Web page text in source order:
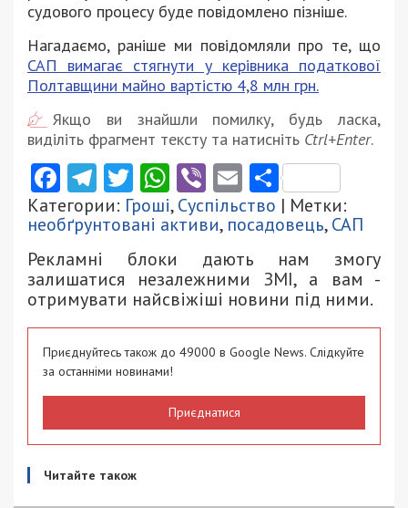
судового процесу буде повідомлено пізніше.
Нагадаємо, раніше ми повідомляли про те, що
САП вимагає стягнути у керівника податкової
Полтавщини майно вартістю 4,8 млн грн.
Якщо ви знайшли помилку, будь ласка,
виділіть фрагмент тексту та натисніть Ctrl+Enter.
Facebook
Telegram
Twitter
WhatsApp
ViberEmail
Категории: Гроші,Суспільство | Метки:
необґрунтовані активи, посадовець,САП
Рекламні блоки дають нам змогу
залишатися незалежними ЗМІ, а вам -
отримувати найсвіжіші новини під ними.
Приєднуйтесь також до 49000 в Google News. Слідкуйте
за останніми новинами!
Приєднатися
Читайте також